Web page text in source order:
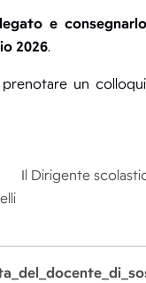
e
2026.
un